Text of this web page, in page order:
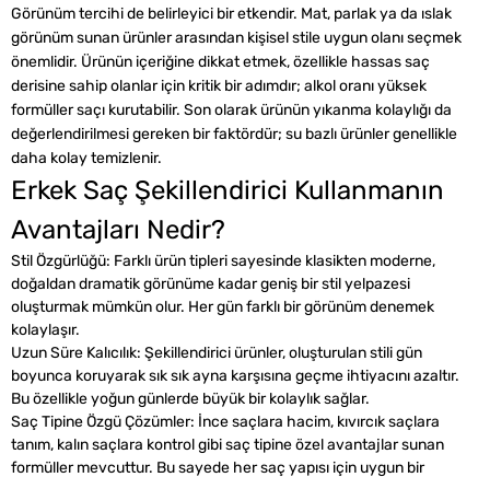
Görünüm tercihi de belirleyici bir etkendir. Mat, parlak ya da ıslak
görünüm sunan ürünler arasından kişisel stile uygun olanı seçmek
önemlidir. Ürünün içeriğine dikkat etmek, özellikle hassas saç
derisine sahip olanlar için kritik bir adımdır; alkol oranı yüksek
formüller saçı kurutabilir. Son olarak ürünün yıkanma kolaylığı da
değerlendirilmesi gereken bir faktördür; su bazlı ürünler genellikle
daha kolay temizlenir.
Erkek Saç Şekillendirici Kullanmanın
Avantajları Nedir?
Stil Özgürlüğü: Farklı ürün tipleri sayesinde klasikten moderne,
doğaldan dramatik görünüme kadar geniş bir stil yelpazesi
oluşturmak mümkün olur. Her gün farklı bir görünüm denemek
kolaylaşır.
Uzun Süre Kalıcılık: Şekillendirici ürünler, oluşturulan stili gün
boyunca koruyarak sık sık ayna karşısına geçme ihtiyacını azaltır.
Bu özellikle yoğun günlerde büyük bir kolaylık sağlar.
Saç Tipine Özgü Çözümler: İnce saçlara hacim, kıvırcık saçlara
tanım, kalın saçlara kontrol gibi saç tipine özel avantajlar sunan
formüller mevcuttur. Bu sayede her saç yapısı için uygun bir